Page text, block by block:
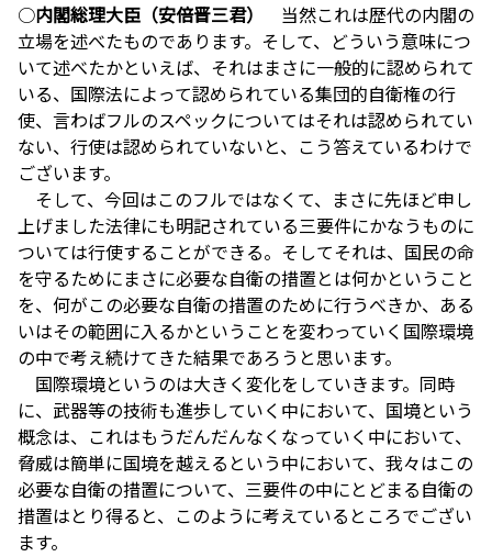
○内閣総理大臣（安倍晋三君）
当然これは歴代の内閣の
立場を述べたものであります。そして、どういう意味につ
いて述べたかといえば、それはまさに一般的に認められて
いる、国際法によって認められている集団的自衛権の行
使、言わばフルのスペックについてはそれは認められてい
ない、行使は認められていないと、こう答えているわけで
ございます。
そして、今回はこのフルではなくて、まさに先ほど申し
上げました法律にも明記されている三要件にかなうものに
ついては行使することができる。そしてそれは、国民の命
を守るためにまさに必要な自衛の措置とは何かということ
を、何がこの必要な自衛の措置のために行うべきか、ある
いはその範囲に入るかということを変わっていく国際環境
の中で考え続けてきた結果であろうと思います。
国際環境というのは大きく変化をしていきます。同時
に、武器等の技術も進歩していく中において、国境という
概念は、これはもうだんだんなくなっていく中において、
脅威は簡単に国境を越えるという中において、我々はこの
必要な自衛の措置について、三要件の中にとどまる自衛の
措置はとり得ると、このように考えているところでござい
ます。